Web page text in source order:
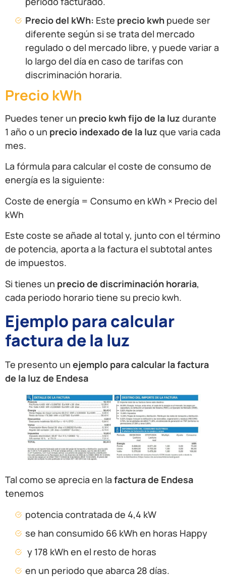
Precio del kWh: Este precio kwh puede ser
diferente según si se trata del mercado
regulado o del mercado libre, y puede variar a
lo largo del día en caso de tarifas con
discriminación horaria.
Precio kWh
Puedes tener un precio kwh fijo de la luz durante
1 año o un precio indexado de la luz que varia cada
mes.
La fórmula para calcular el coste de consumo de
energía es la siguiente:
Coste de energía = Consumo en kWh × Precio del
kWh
Este coste se añade al total y, junto con el término
de potencia, aporta a la factura el subtotal antes
de impuestos.
Si tienes un precio de discriminación horaria,
cada periodo horario tiene su precio kwh.
Ejemplo para calcular
factura de la luz
Te presento un ejemplo para calcular la factura
de la luz de Endesa
Tal como se aprecia en la factura de Endesa
tenemos
potencia contratada de 4,4 kW
se han consumido 66 kWh en horas Happy
y 178 kWh en el resto de horas
en un periodo que abarca 28 días.